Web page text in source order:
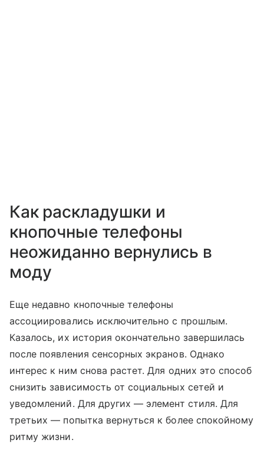
Как раскладушки и
кнопочные телефоны
неожиданно вернулись в
моду
Еще недавно кнопочные телефоны
ассоциировались исключительно с прошлым.
Казалось, их история окончательно завершилась
после появления сенсорных экранов. Однако
интерес к ним снова растет. Для одних это способ
снизить зависимость от социальных сетей и
уведомлений. Для других — элемент стиля. Для
третьих — попытка вернуться к более спокойному
ритму жизни.